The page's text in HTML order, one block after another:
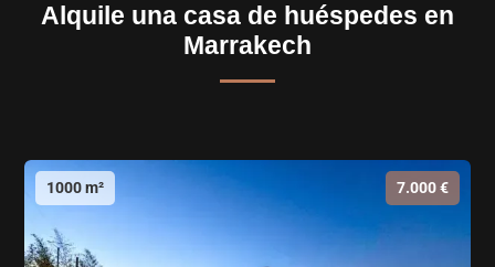
Alquile una casa de huéspedes en
Marrakech
1000 m² 7.000 €